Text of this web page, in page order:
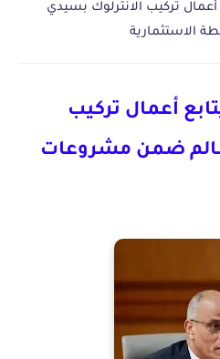
تركيب الانترلوك بسيدي
الاستثمارية
أعمال تركيب
ضمن مشروعات